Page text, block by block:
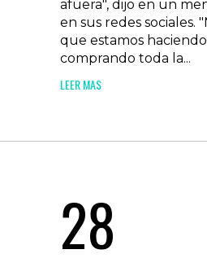
afuera", dijo en un
en sus redes sociales.
que estamos
comprando toda la...
LEER MAS
28